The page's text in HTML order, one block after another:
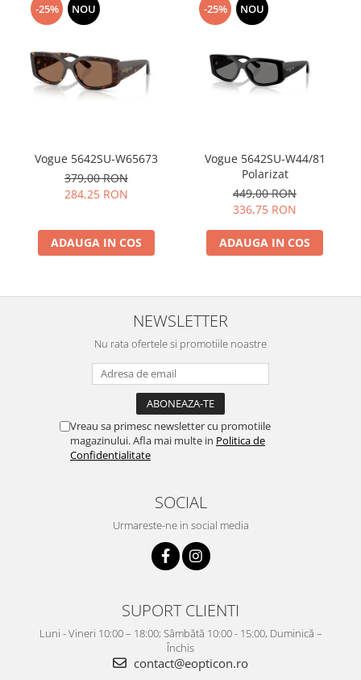
-25% NOU
Vogue 5642SU-W65673
379,00 RON
284,25 RON
ADAUGA IN COS
-25% NOU
Vogue 5642SU-W44/81
Polarizat
449,00 RON
336,75 RON
ADAUGA IN COS
NEWSLETTER
Nu rata ofertele si promotiile noastre
Vreau sa primesc newsletter cu promotiile
magazinului. Afla mai multe in Politica de
Confidentialitate
SOCIAL
Urmareste-ne in social media
SUPORT CLIENTI
Luni - Vineri 10:00 – 18:00; Sâmbătă 10:00 - 15:00, Duminică –
Închis
contact@eopticon.ro